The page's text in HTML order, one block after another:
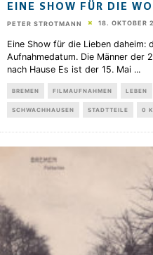
EINE SHOW FÜR DIE
PETER STROTMANN 18. OKTOBER
Eine Show für die Lieben daheim:
Aufnahmedatum. Die Männer der
nach Hause Es ist der 15. Mai ...
BREMEN FILMAUFNAHMEN LEBEN
SCHWACHHAUSEN STADTTEILE 0